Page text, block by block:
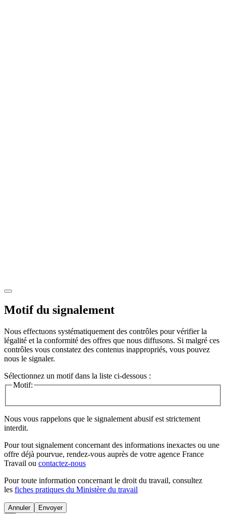
Motif du signalement
Nous effectuons systématiquement des contrôles pour vérifier la
légalité et la conformité des offres que nous diffusons. Si malgré ces
contrôles vous constatez des contenus inappropriés, vous pouvez
nous le signaler.
Sélectionnez un motif dans la liste ci-dessous :
Motif:
Nous vous rappelons que le signalement abusif est strictement
interdit.
Pour tout signalement concernant des informations inexactes ou une
offre déjà pourvue, rendez-vous auprès de votre agence France
Travail ou contactez-nous
Pour toute information concernant le droit du travail, consultez
les fiches pratiques du Ministère du travail
Annuler